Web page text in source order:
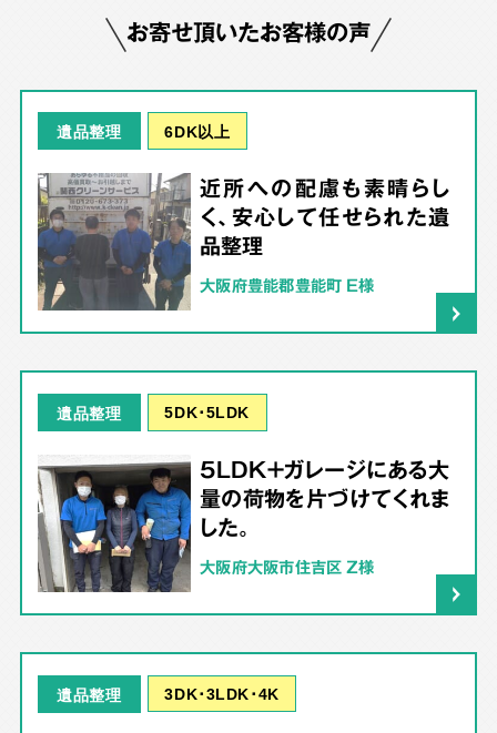
お寄せ頂いたお客様の声
遺品整理 6DK以上
近所への配慮も素晴らし
く、安心して任せられた遺
品整理
大阪府豊能郡豊能町 E様
遺品整理 5DK･5LDK
5LDK＋ガレージにある大
量の荷物を片づけてくれま
した。
大阪府大阪市住吉区 Z様
遺品整理 3DK･3LDK･4K